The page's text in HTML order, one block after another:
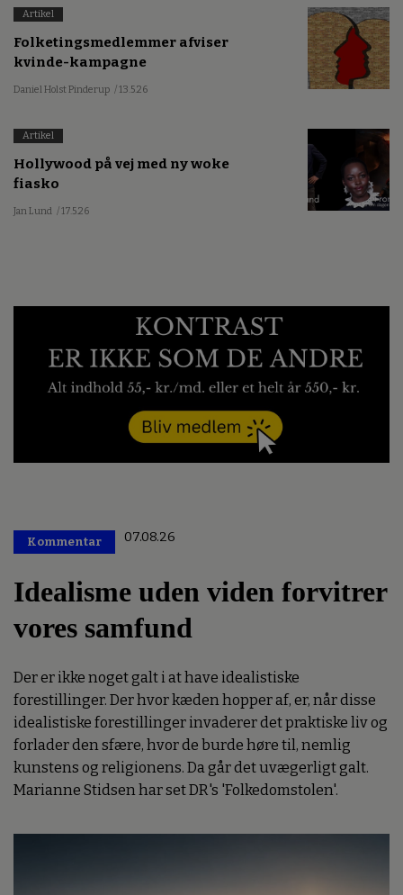
Artikel
Folketingsmedlemmer afviser
kvinde-kampagne
Daniel Holst Pinderup / 13.5.26
Artikel
Hollywood på vej med ny woke
fiasko
Jan Lund / 17.5.26
Kommentar 07.08.26
Idealisme uden viden forvitrer
vores samfund
Der er ikke noget galt i at have idealistiske
forestillinger. Der hvor kæden hopper af, er, når disse
idealistiske forestillinger invaderer det praktiske liv og
forlader den sfære, hvor de burde høre til, nemlig
kunstens og religionens. Da går det uvægerligt galt.
Marianne Stidsen har set DR's 'Folkedomstolen'.